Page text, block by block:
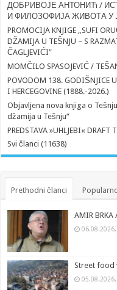
ДОБРИВОЈЕ АНТОНИЋ /
И ФИЛОЗОФИЈА ЖИВОТА У
PROMOCIJA KNJIGE „SUFI
DŽAMIJA U TEŠNJU – S
ČAGLJEVIĆI”
MOMČILO SPASOJEVIĆ /
POVODOM 138. GODIŠNJICE
I HERCEGOVINE (1888.-2026.)
Objavljena nova knjiga o
džamija u Tešnju“
PREDSTAVA »UHLJEBI« DRAFT
Svi članci (11638)
Prethodni članci
AMIR BRKA
06.08.2026.
Street food
05.08.2026.